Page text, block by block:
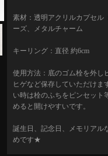
素材：透明アクリルカプセル
ーズ、メタルチャーム
キーリング：直径 約6cm
使用方法：底のゴム栓を外し
ヒゲなど保存していただけま
い時は栓のふちをピンセット
めると開けやすいです。
誕生日、記念日、メモリアル
めです★